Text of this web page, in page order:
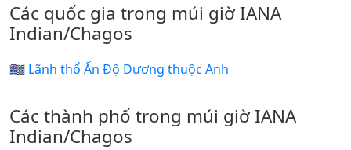
Các quốc gia trong múi giờ IANA
Indian/Chagos
🇮🇴 Lãnh thổ Ấn Độ Dương thuộc Anh
Các thành phố trong múi giờ IANA
Indian/Chagos